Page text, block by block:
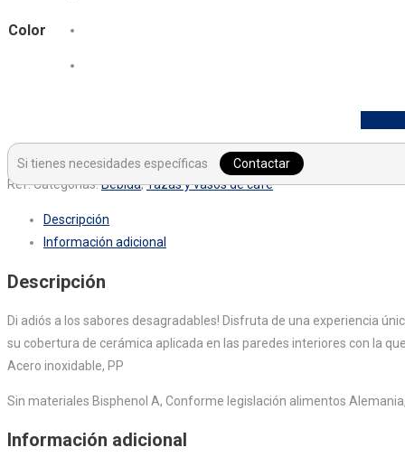
Color
Si tienes necesidades específicas
Contactar
Ref:Categorías:Bebida,Tazas y vasos de café
Descripción
Información adicional
Descripción
Di adiós a los sabores desagradables! Disfruta de una experiencia
su cobertura de cerámica aplicada en las paredes interiores con la
Acero inoxidable, PP
Sin materiales Bisphenol A, Conforme legislación alimentos
Información adicional